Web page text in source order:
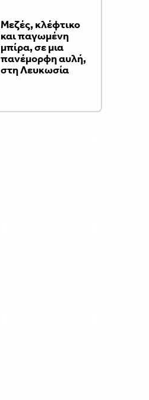
Μεζές, κλέφτικο
και παγωμένη
μπίρα, σε μια
πανέμορφη αυλή,
στη Λευκωσία